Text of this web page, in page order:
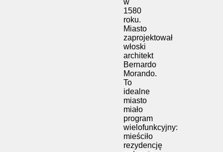
1580
roku.
Miasto
zaprojektował
włoski
architekt
Bernardo
Morando.
To
idealne
miasto
miało
program
wielofunkcyjny:
mieściło
rezydencję